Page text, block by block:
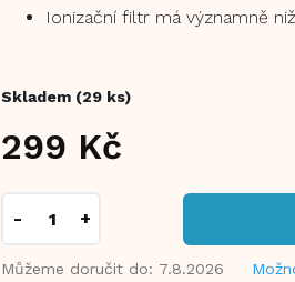
299 Kč
Skladem (29 ks)
Můžeme doručit do: 7.8.2026
Ionizační filtr má významně